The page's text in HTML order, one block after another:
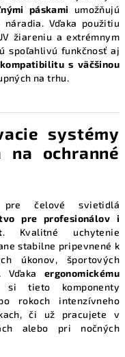
páskami umožňujú
náradia. Vďaka použitiu
žiareniu a extrémnym
spoľahlivú funkčnosť aj
kompatibilitu s väčšinou
na trhu.
systémy
ochranné
pre čelové svietidlá
pre profesionálov i
. Kvalitné uchytenie
stabilne pripevnené k
úkonov, športových
Vďaka ergonomickému
si tieto komponenty
rokoch intenzívneho
či už pracujete v
alebo pri nočných